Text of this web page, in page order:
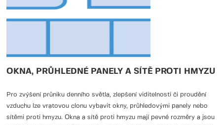
OKNA, PRŮHLEDNÉ PANELY A SÍTĚ PROTI HMYZU
Pro zvýšení průniku denního světla, zlepšení viditelnosti či proudění
vzduchu lze vratovou clonu vybavit okny, průhledovými panely nebo
sítěmi proti hmyzu. Okna a sítě proti hmyzu mají pevné rozměry a jsou